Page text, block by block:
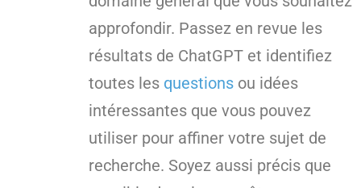
approfondir. Passez en revue les
résultats de ChatGPT et identifiez
toutes les questions ou idées
intéressantes que vous pouvez
utiliser pour affiner votre sujet de
recherche. Soyez aussi précis que